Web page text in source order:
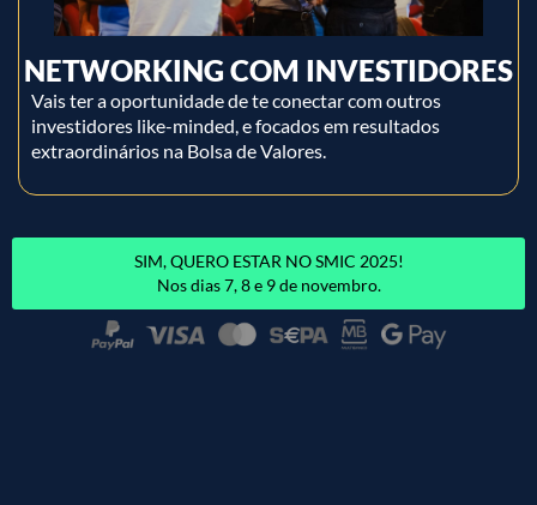
NETWORKING COM INVESTIDORES
Vais ter a oportunidade de te conectar com outros
investidores like-minded, e focados em resultados
extraordinários na Bolsa de Valores.
SIM, QUERO ESTAR NO SMIC 2025!
Nos dias 7, 8 e 9 de novembro.